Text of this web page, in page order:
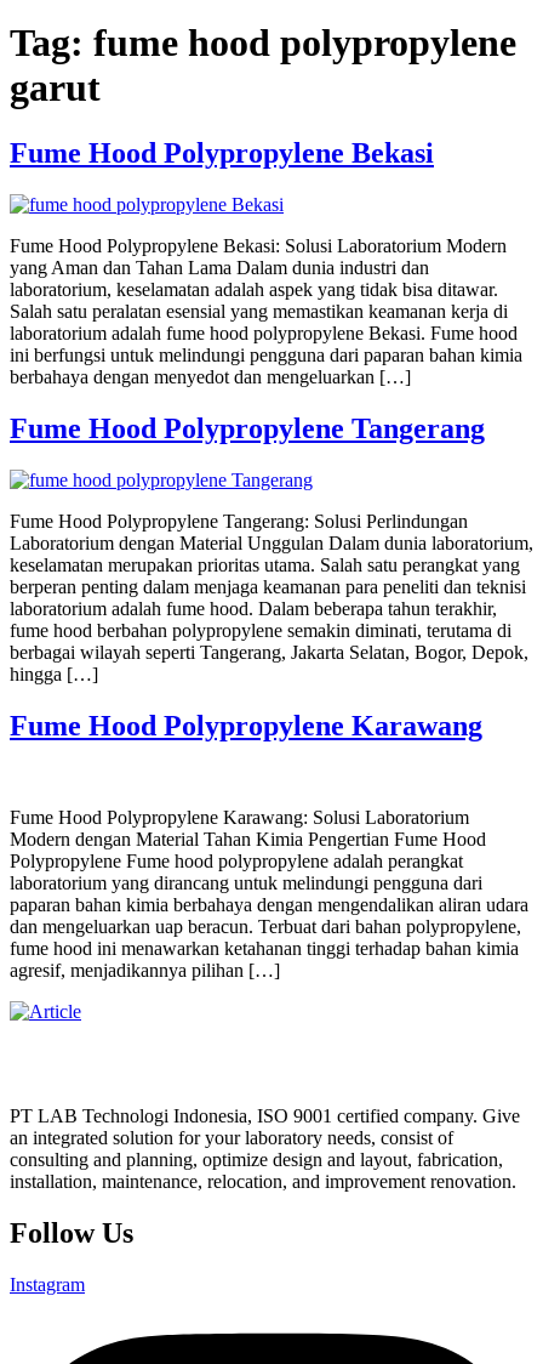
Tag: fume hood polypropylene
garut
Fume Hood Polypropylene Bekasi
Fume Hood Polypropylene Bekasi: Solusi Laboratorium Modern
yang Aman dan Tahan Lama Dalam dunia industri dan
laboratorium, keselamatan adalah aspek yang tidak bisa ditawar.
Salah satu peralatan esensial yang memastikan keamanan kerja di
laboratorium adalah fume hood polypropylene Bekasi. Fume hood
ini berfungsi untuk melindungi pengguna dari paparan bahan kimia
berbahaya dengan menyedot dan mengeluarkan […]
Fume Hood Polypropylene Tangerang
Fume Hood Polypropylene Tangerang: Solusi Perlindungan
Laboratorium dengan Material Unggulan Dalam dunia laboratorium,
keselamatan merupakan prioritas utama. Salah satu perangkat yang
berperan penting dalam menjaga keamanan para peneliti dan teknisi
laboratorium adalah fume hood. Dalam beberapa tahun terakhir,
fume hood berbahan polypropylene semakin diminati, terutama di
berbagai wilayah seperti Tangerang, Jakarta Selatan, Bogor, Depok,
hingga […]
Fume Hood Polypropylene Karawang
Fume Hood Polypropylene Karawang: Solusi Laboratorium
Modern dengan Material Tahan Kimia Pengertian Fume Hood
Polypropylene Fume hood polypropylene adalah perangkat
laboratorium yang dirancang untuk melindungi pengguna dari
paparan bahan kimia berbahaya dengan mengendalikan aliran udara
dan mengeluarkan uap beracun. Terbuat dari bahan polypropylene,
fume hood ini menawarkan ketahanan tinggi terhadap bahan kimia
agresif, menjadikannya pilihan […]
PT LAB Technologi Indonesia, ISO 9001 certified company. Give
an integrated solution for your laboratory needs, consist of
consulting and planning, optimize design and layout, fabrication,
installation, maintenance, relocation, and improvement renovation.
Follow Us
Instagram